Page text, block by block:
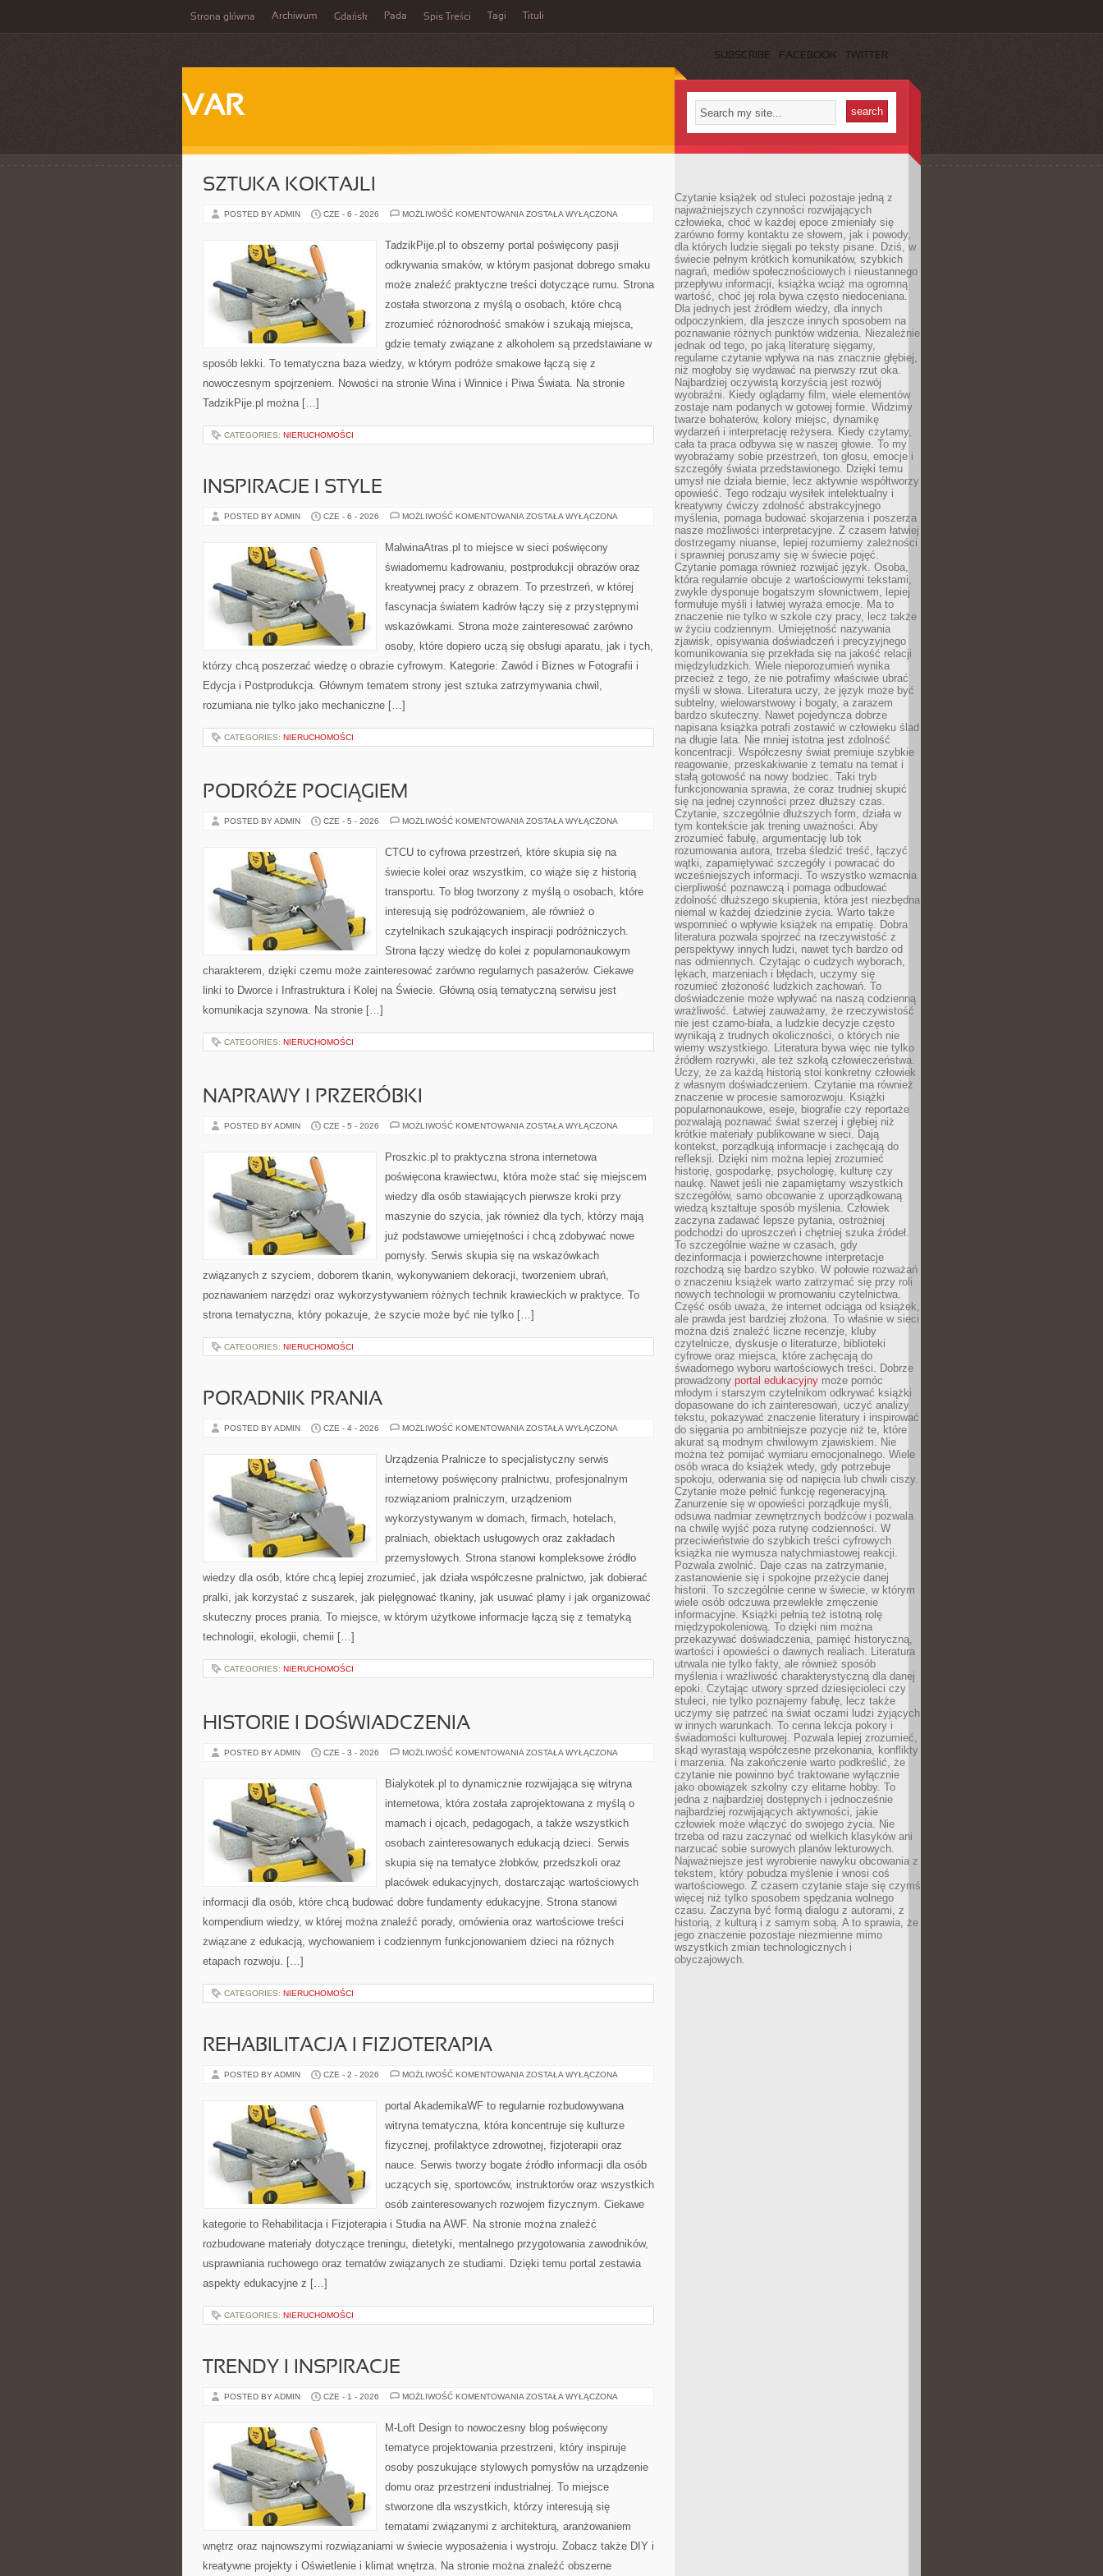
Strona główna Archiwum Gdańsk Pada Spis Treści Tagi Tituli
SUBSCRIBE FACEBOOK TWITTER
VAR
SZTUKA KOKTAJLI
POSTED BY ADMIN CZE - 6 - 2026 MOŻLIWOŚĆ KOMENTOWANIA SZTUKA
ZOSTAŁA WYŁĄCZONA
TadzikPije.pl to obszerny portal poświęcony pasji
odkrywania smaków, w którym pasjonat dobrego smaku
może znaleźć praktyczne treści dotyczące rumu. Strona
została stworzona z myślą o osobach, które chcą
zrozumieć różnorodność smaków i szukają miejsca,
gdzie tematy związane z alkoholem są przedstawiane w
sposób lekki. To tematyczna baza wiedzy, w którym podróże smakowe łączą się z
nowoczesnym spojrzeniem. Nowości na stronie Wina i Winnice i Piwa Świata. Na stronie
TadzikPije.pl można […]
CATEGORIES: NIERUCHOMOŚCI
INSPIRACJE I STYLE
POSTED BY ADMIN CZE - 6 - 2026 MOŻLIWOŚĆ KOMENTOWANIA INSPIRACJE
ZOSTAŁA WYŁĄCZONA
MalwinaAtras.pl to miejsce w sieci poświęcony
świadomemu kadrowaniu, postprodukcji obrazów oraz
kreatywnej pracy z obrazem. To przestrzeń, w której
fascynacja światem kadrów łączy się z przystępnymi
wskazówkami. Strona może zainteresować zarówno
osoby, które dopiero uczą się obsługi aparatu, jak i tych,
którzy chcą poszerzać wiedzę o obrazie cyfrowym. Kategorie: Zawód i Biznes w Fotografii i
Edycja i Postprodukcja. Głównym tematem strony jest sztuka zatrzymywania chwil,
rozumiana nie tylko jako mechaniczne […]
CATEGORIES: NIERUCHOMOŚCI
PODRÓŻE POCIĄGIEM
POSTED BY ADMIN CZE - 5 - 2026 MOŻLIWOŚĆ KOMENTOWANIA PODRÓŻE
ZOSTAŁA WYŁĄCZONA
CTCU to cyfrowa przestrzeń, które skupia się na
świecie kolei oraz wszystkim, co wiąże się z historią
transportu. To blog tworzony z myślą o osobach, które
interesują się podróżowaniem, ale również o
czytelnikach szukających inspiracji podróżniczych.
Strona łączy wiedzę do kolei z popularnonaukowym
charakterem, dzięki czemu może zainteresować zarówno regularnych pasażerów. Ciekawe
linki to Dworce i Infrastruktura i Kolej na Świecie. Główną osią tematyczną serwisu jest
komunikacja szynowa. Na stronie […]
CATEGORIES: NIERUCHOMOŚCI
NAPRAWY I PRZERÓBKI
POSTED BY ADMIN CZE - 5 - 2026 MOŻLIWOŚĆ KOMENTOWANIA NAPRAWY
ZOSTAŁA WYŁĄCZONA
Proszkic.pl to praktyczna strona internetowa
poświęcona krawiectwu, która może stać się miejscem
wiedzy dla osób stawiających pierwsze kroki przy
maszynie do szycia, jak również dla tych, którzy mają
już podstawowe umiejętności i chcą zdobywać nowe
pomysły. Serwis skupia się na wskazówkach
związanych z szyciem, doborem tkanin, wykonywaniem dekoracji, tworzeniem ubrań,
poznawaniem narzędzi oraz wykorzystywaniem różnych technik krawieckich w praktyce. To
strona tematyczna, który pokazuje, że szycie może być nie tylko […]
CATEGORIES: NIERUCHOMOŚCI
PORADNIK PRANIA
POSTED BY ADMIN CZE - 4 - 2026 MOŻLIWOŚĆ KOMENTOWANIA PORADNIK
ZOSTAŁA WYŁĄCZONA
Urządzenia Pralnicze to specjalistyczny serwis
internetowy poświęcony pralnictwu, profesjonalnym
rozwiązaniom pralniczym, urządzeniom
wykorzystywanym w domach, firmach, hotelach,
pralniach, obiektach usługowych oraz zakładach
przemysłowych. Strona stanowi kompleksowe źródło
wiedzy dla osób, które chcą lepiej zrozumieć, jak działa współczesne pralnictwo, jak dobierać
pralki, jak korzystać z suszarek, jak pielęgnować tkaniny, jak usuwać plamy i jak organizować
skuteczny proces prania. To miejsce, w którym użytkowe informacje łączą się z tematyką
technologii, ekologii, chemii […]
CATEGORIES: NIERUCHOMOŚCI
HISTORIE I DOŚWIADCZENIA
POSTED BY ADMIN CZE - 3 - 2026 MOŻLIWOŚĆ KOMENTOWANIA HISTORIE
ZOSTAŁA WYŁĄCZONA
Bialykotek.pl to dynamicznie rozwijająca się witryna
internetowa, która została zaprojektowana z myślą o
mamach i ojcach, pedagogach, a także wszystkich
osobach zainteresowanych edukacją dzieci. Serwis
skupia się na tematyce żłobków, przedszkoli oraz
placówek edukacyjnych, dostarczając wartościowych
informacji dla osób, które chcą budować dobre fundamenty edukacyjne. Strona stanowi
kompendium wiedzy, w której można znaleźć porady, omówienia oraz wartościowe treści
związane z edukacją, wychowaniem i codziennym funkcjonowaniem dzieci na różnych
etapach rozwoju. […]
CATEGORIES: NIERUCHOMOŚCI
REHABILITACJA I FIZJOTERAPIA
POSTED BY ADMIN CZE - 2 - 2026 MOŻLIWOŚĆ KOMENTOWANIA REHABILITACJA
ZOSTAŁA WYŁĄCZONA
portal AkademikaWF to regularnie rozbudowywana
witryna tematyczna, która koncentruje się kulturze
fizycznej, profilaktyce zdrowotnej, fizjoterapii oraz
nauce. Serwis tworzy bogate źródło informacji dla osób
uczących się, sportowców, instruktorów oraz wszystkich
osób zainteresowanych rozwojem fizycznym. Ciekawe
kategorie to Rehabilitacja i Fizjoterapia i Studia na AWF. Na stronie można znaleźć
rozbudowane materiały dotyczące treningu, dietetyki, mentalnego przygotowania zawodników,
usprawniania ruchowego oraz tematów związanych ze studiami. Dzięki temu portal zestawia
aspekty edukacyjne z […]
CATEGORIES: NIERUCHOMOŚCI
TRENDY I INSPIRACJE
POSTED BY ADMIN CZE - 1 - 2026 MOŻLIWOŚĆ KOMENTOWANIA TRENDY
ZOSTAŁA WYŁĄCZONA
M-Loft Design to nowoczesny blog poświęcony
tematyce projektowania przestrzeni, który inspiruje
osoby poszukujące stylowych pomysłów na urządzenie
domu oraz przestrzeni industrialnej. To miejsce
stworzone dla wszystkich, którzy interesują się
tematami związanymi z architekturą, aranżowaniem
wnętrz oraz najnowszymi rozwiązaniami w świecie wyposażenia i wystroju. Zobacz także DIY i
kreatywne projekty i Oświetlenie i klimat wnętrza. Na stronie można znaleźć obszerne
Czytanie książek od stuleci pozostaje jedną z
najważniejszych czynności rozwijających
człowieka, choć w każdej epoce zmieniały się
zarówno formy kontaktu ze słowem, jak i powody,
dla których ludzie sięgali po teksty pisane. Dziś, w
świecie pełnym krótkich komunikatów, szybkich
nagrań, mediów społecznościowych i nieustannego
przepływu informacji, książka wciąż ma ogromną
wartość, choć jej rola bywa często niedoceniana.
Dla jednych jest źródłem wiedzy, dla innych
odpoczynkiem, dla jeszcze innych sposobem na
poznawanie różnych punktów widzenia. Niezależnie
jednak od tego, po jaką literaturę sięgamy,
regularne czytanie wpływa na nas znacznie głębiej,
niż mogłoby się wydawać na pierwszy rzut oka.
Najbardziej oczywistą korzyścią jest rozwój
wyobraźni. Kiedy oglądamy film, wiele elementów
zostaje nam podanych w gotowej formie. Widzimy
twarze bohaterów, kolory miejsc, dynamikę
wydarzeń i interpretację reżysera. Kiedy czytamy,
cała ta praca odbywa się w naszej głowie. To my
wyobrażamy sobie przestrzeń, ton głosu, emocje i
szczegóły świata przedstawionego. Dzięki temu
umysł nie działa biernie, lecz aktywnie współtworzy
opowieść. Tego rodzaju wysiłek intelektualny i
kreatywny ćwiczy zdolność abstrakcyjnego
myślenia, pomaga budować skojarzenia i poszerza
nasze możliwości interpretacyjne. Z czasem łatwiej
dostrzegamy niuanse, lepiej rozumiemy zależności
i sprawniej poruszamy się w świecie pojęć.
Czytanie pomaga również rozwijać język. Osoba,
która regularnie obcuje z wartościowymi tekstami,
zwykle dysponuje bogatszym słownictwem, lepiej
formułuje myśli i łatwiej wyraża emocje. Ma to
znaczenie nie tylko w szkole czy pracy, lecz także
w życiu codziennym. Umiejętność nazywania
zjawisk, opisywania doświadczeń i precyzyjnego
komunikowania się przekłada się na jakość relacji
międzyludzkich. Wiele nieporozumień wynika
przecież z tego, że nie potrafimy właściwie ubrać
myśli w słowa. Literatura uczy, że język może być
subtelny, wielowarstwowy i bogaty, a zarazem
bardzo skuteczny. Nawet pojedyncza dobrze
napisana książka potrafi zostawić w człowieku ślad
na długie lata. Nie mniej istotna jest zdolność
koncentracji. Współczesny świat premiuje szybkie
reagowanie, przeskakiwanie z tematu na temat i
stałą gotowość na nowy bodziec. Taki tryb
funkcjonowania sprawia, że coraz trudniej skupić
się na jednej czynności przez dłuższy czas.
Czytanie, szczególnie dłuższych form, działa w
tym kontekście jak trening uważności. Aby
zrozumieć fabułę, argumentację lub tok
rozumowania autora, trzeba śledzić treść, łączyć
wątki, zapamiętywać szczegóły i powracać do
wcześniejszych informacji. To wszystko wzmacnia
cierpliwość poznawczą i pomaga odbudować
zdolność dłuższego skupienia, która jest niezbędna
niemal w każdej dziedzinie życia. Warto także
wspomnieć o wpływie książek na empatię. Dobra
literatura pozwala spojrzeć na rzeczywistość z
perspektywy innych ludzi, nawet tych bardzo od
nas odmiennych. Czytając o cudzych wyborach,
lękach, marzeniach i błędach, uczymy się
rozumieć złożoność ludzkich zachowań. To
doświadczenie może wpływać na naszą codzienną
wrażliwość. Łatwiej zauważamy, że rzeczywistość
nie jest czarno-biała, a ludzkie decyzje często
wynikają z trudnych okoliczności, o których nie
wiemy wszystkiego. Literatura bywa więc nie tylko
źródłem rozrywki, ale też szkołą człowieczeństwa.
Uczy, że za każdą historią stoi konkretny człowiek
z własnym doświadczeniem. Czytanie ma również
znaczenie w procesie samorozwoju. Książki
popularnonaukowe, eseje, biografie czy reportaże
pozwalają poznawać świat szerzej i głębiej niż
krótkie materiały publikowane w sieci. Dają
kontekst, porządkują informacje i zachęcają do
refleksji. Dzięki nim można lepiej zrozumieć
historię, gospodarkę, psychologię, kulturę czy
naukę. Nawet jeśli nie zapamiętamy wszystkich
szczegółów, samo obcowanie z uporządkowaną
wiedzą kształtuje sposób myślenia. Człowiek
zaczyna zadawać lepsze pytania, ostrożniej
podchodzi do uproszczeń i chętniej szuka źródeł.
To szczególnie ważne w czasach, gdy
dezinformacja i powierzchowne interpretacje
rozchodzą się bardzo szybko. W połowie rozważań
o znaczeniu książek warto zatrzymać się przy roli
nowych technologii w promowaniu czytelnictwa.
Część osób uważa, że internet odciąga od książek,
ale prawda jest bardziej złożona. To właśnie w sieci
można dziś znaleźć liczne recenzje, kluby
czytelnicze, dyskusje o literaturze, biblioteki
cyfrowe oraz miejsca, które zachęcają do
świadomego wyboru wartościowych treści. Dobrze
prowadzony portal edukacyjny może pomóc
młodym i starszym czytelnikom odkrywać książki
dopasowane do ich zainteresowań, uczyć analizy
tekstu, pokazywać znaczenie literatury i inspirować
do sięgania po ambitniejsze pozycje niż te, które
akurat są modnym chwilowym zjawiskiem. Nie
można też pomijać wymiaru emocjonalnego. Wiele
osób wraca do książek wtedy, gdy potrzebuje
spokoju, oderwania się od napięcia lub chwili ciszy.
Czytanie może pełnić funkcję regeneracyjną.
Zanurzenie się w opowieści porządkuje myśli,
odsuwa nadmiar zewnętrznych bodźców i pozwala
na chwilę wyjść poza rutynę codzienności. W
przeciwieństwie do szybkich treści cyfrowych
książka nie wymusza natychmiastowej reakcji.
Pozwala zwolnić. Daje czas na zatrzymanie,
zastanowienie się i spokojne przeżycie danej
historii. To szczególnie cenne w świecie, w którym
wiele osób odczuwa przewlekłe zmęczenie
informacyjne. Książki pełnią też istotną rolę
międzypokoleniową. To dzięki nim można
przekazywać doświadczenia, pamięć historyczną,
wartości i opowieści o dawnych realiach. Literatura
utrwala nie tylko fakty, ale również sposób
myślenia i wrażliwość charakterystyczną dla danej
epoki. Czytając utwory sprzed dziesięcioleci czy
stuleci, nie tylko poznajemy fabułę, lecz także
uczymy się patrzeć na świat oczami ludzi żyjących
w innych warunkach. To cenna lekcja pokory i
świadomości kulturowej. Pozwala lepiej zrozumieć,
skąd wyrastają współczesne przekonania, konflikty
i marzenia. Na zakończenie warto podkreślić, że
czytanie nie powinno być traktowane wyłącznie
jako obowiązek szkolny czy elitarne hobby. To
jedna z najbardziej dostępnych i jednocześnie
najbardziej rozwijających aktywności, jakie
człowiek może włączyć do swojego życia. Nie
trzeba od razu zaczynać od wielkich klasyków ani
narzucać sobie surowych planów lekturowych.
Najważniejsze jest wyrobienie nawyku obcowania z
tekstem, który pobudza myślenie i wnosi coś
wartościowego. Z czasem czytanie staje się czymś
więcej niż tylko sposobem spędzania wolnego
czasu. Zaczyna być formą dialogu z autorami, z
historią, z kulturą i z samym sobą. A to sprawia, że
jego znaczenie pozostaje niezmienne mimo
wszystkich zmian technologicznych i
obyczajowych.